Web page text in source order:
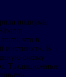
подиумы
что в
инстинкт». В
рифму
Традиционные